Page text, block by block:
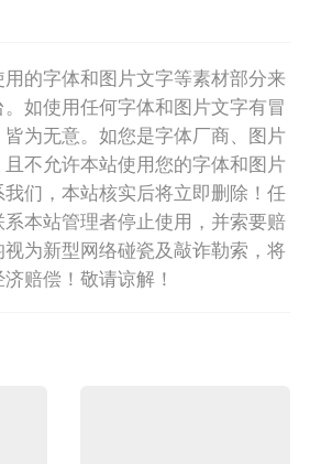
的字体和图片文字等素材部分来
如使用任何字体和图片文字有冒
为无意。如您是字体厂商、图片
不允许本站使用您的字体和图片
们，本站核实后将立即删除！任
本站管理者停止使用，并索要赔
为新型网络碰瓷及敲诈勒索，将
赔偿！敬请谅解！